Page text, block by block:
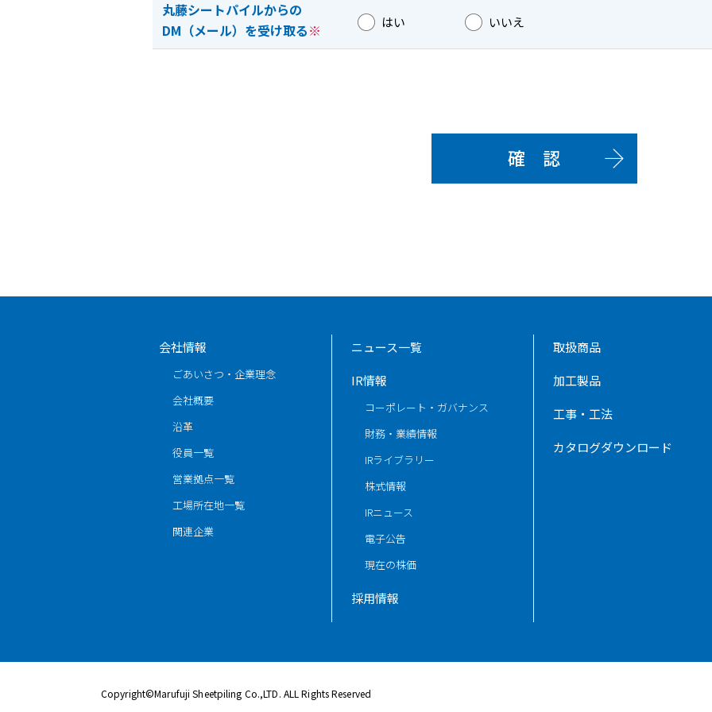
丸藤シートパイルからの
DM（メール）を受け取る※ はい いいえ
会社情報
ごあいさつ・企業理念
会社概要
沿革
役員一覧
営業拠点一覧
工場所在地一覧
関連企業
ニュース一覧
IR情報
コーポレート・ガバナンス
財務・業績情報
IRライブラリー
株式情報
IRニュース
電子公告
現在の株価
採用情報
取扱商品
加工製品
工事・工法
カタログダウンロード
Copyright©Marufuji Sheetpiling Co.,LTD. ALL Rights Reserved